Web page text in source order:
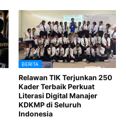
BERITA
Relawan TIK Terjunkan 250
Kader Terbaik Perkuat
Literasi Digital Manajer
KDKMP di Seluruh
Indonesia